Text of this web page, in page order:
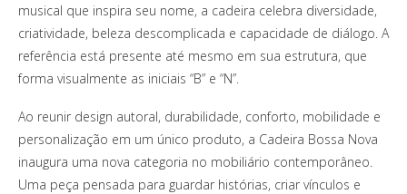
musical que inspira seu nome, a cadeira celebra diversidade,
criatividade, beleza descomplicada e capacidade de diálogo. A
referência está presente até mesmo em sua estrutura, que
forma visualmente as iniciais “B” e “N”.
Ao reunir design autoral, durabilidade, conforto, mobilidade e
personalização em um único produto, a Cadeira Bossa Nova
inaugura uma nova categoria no mobiliário contemporâneo.
Uma peça pensada para guardar histórias, criar vínculos e